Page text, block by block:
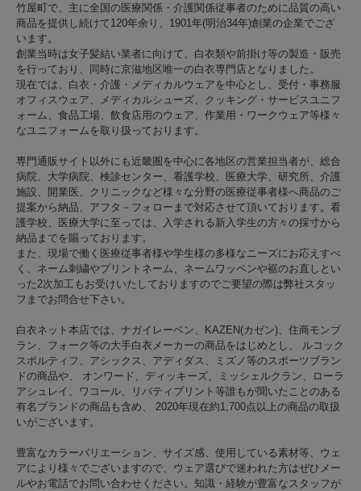
竹屋町で、主に全国の医療関係・介護関係従事者のために品質の高い
商品を提供し続けて120年余り、1901年(明治34年)創業の企業でござ
います。
創業当時は女子髪結い業者に向けて、白衣類や前掛け等の製造・販売
を行っており、同時に京滋地区唯一の白衣専門店となりました。
現在では、白衣・介護・メディカルウェアを中心とし、受付・事務服
オフィスウェア、メディカルシューズ、クッキング・サービスユニフ
ォーム、食品工場、飲食店用のウェア、作業用・ワークウェア等様々
なユニフォームを取り扱っております。
専門通販サイト以外にも近畿圏を中心に各地区の営業担当者が、総合
病院、大学病院、検診センター、看護学校、医療大学、研究所、介護
施設、開業医、クリニックなど様々な分野の医療従事者様へ商品のご
提案から納品、アフタ－フォローまで対応させて頂いております。看
護学校、医療大学に至っては、入学される新入学生の方々の採寸から
納品までを賜っております。
また、現場で働く医療従事者様や学生様の多様なニーズにお応えすべ
く、ネーム刺繍やプリントネーム、ネームワッペンや裾のお直しとい
った2次加工もお受けいたしておりますのでご要望の際は弊社スタッ
フまでお問合せ下さい。
白衣ネット本店では、ナガイレーベン、KAZEN(カゼン)、住商モンブ
ラン、フォーク等の大手白衣メーカーの商品をはじめとし、 ルコック
スポルティフ、アシックス、アディダス、ミズノ等のスポーツブラン
ドの商品や、 オンワード、ディッキーズ、ミッシェルクラン、ローラ
アシュレイ、ワコール、リバティプリント等誰もが聞いたことのある
有名ブランドの商品も含め、 2020年現在約1,700点以上の商品の取扱
いがございます。
豊富なカラーバリエーション、サイズ感、使用している素材等、ウェ
アにより様々でございますので、ウェア選びで迷われた方はぜひメー
ルやお電話でお問い合わせください。知識・経験が豊富なスタッフが